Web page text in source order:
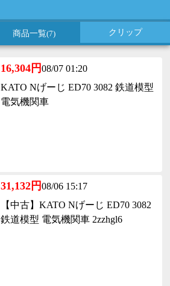
商品一覧(7) クリップ
16,304円08/07 01:20
KATO Nげーじ ED70 3082 鉄道模型
電気機関車
31,132円08/06 15:17
【中古】KATO Nげーじ ED70 3082
鉄道模型 電気機関車 2zzhgl6